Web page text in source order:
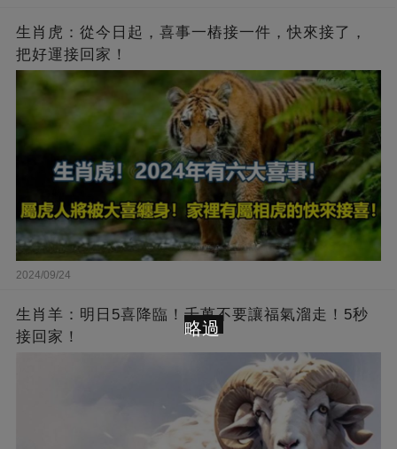
生肖虎：從今日起，喜事一樁接一件，快來接了，
把好運接回家！
2024/09/24
生肖羊：明日5喜降臨！千萬不要讓福氣溜走！5秒
接回家！
略過